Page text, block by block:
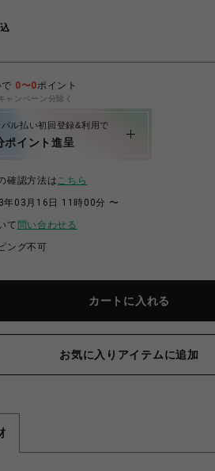
0〜0ポイント
ャンペーン分除く
ル払い初回登録&利用で
イント進呈
確認方法はこちら
年03月16日 11時00分 〜
て 問い合わせる
ング不可
カートに入れる
お気に入りアイテムに追加